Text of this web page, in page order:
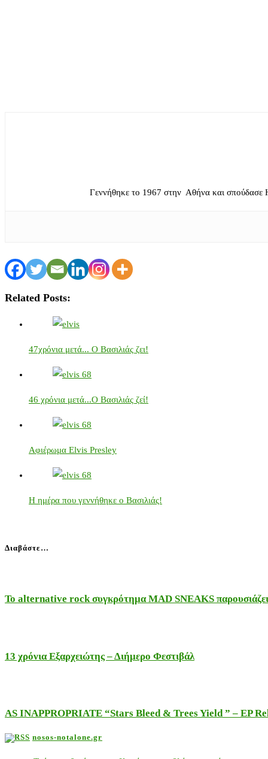
Γεννήθηκε το 1967 στην Αθήνα και σπούδασε
Related Posts:
47χρόνια μετά... Ο Βασιλιάς ζει!
46 χρόνια μετά...Ο Βασιλιάς ζεί!
Αφιέρωμα Elvis Presley
Η ημέρα που γεννήθηκε ο Βασιλιάς!
Διαβάστε…
Το alternative rock συγκρότημα MAD SNEAKS
13 χρόνια Εξαρχειώτης – Διήμερο Φεστιβάλ
AS INAPPROPRIATE “Stars Bleed & Trees Yield ” – EP
nosos-notalone.gr